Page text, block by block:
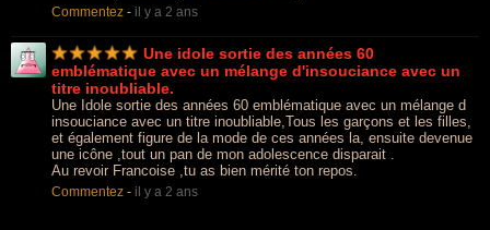
Commentez - il y a 2 ans
Une idole sortie des années 60
emblématique avec un mélange d'insouciance avec un
titre inoubliable.
Une Idole sortie des années 60 emblématique avec un mélange d
insouciance avec un titre inoubliable,Tous les garçons et les filles,
et également figure de la mode de ces années la, ensuite devenue
une icône ,tout un pan de mon adolescence disparait .
Au revoir Francoise ,tu as bien mérité ton repos.
Commentez - il y a 2 ans